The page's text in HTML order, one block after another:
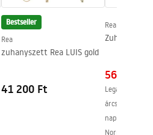
Bestseller
Rea
zuhanyszett Rea LUIS gold
41 200 Ft
Rea
Zuhanyszett
56 400 Ft
árcsökkentést
napban:
Normál ár